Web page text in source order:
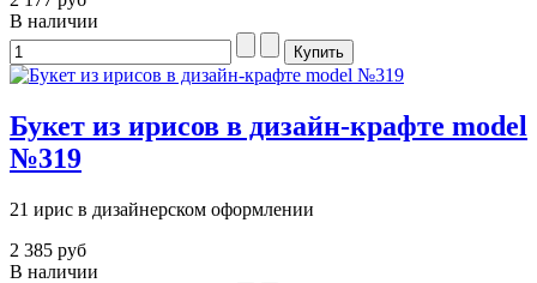
В наличии
Букет из ирисов в дизайн-крафте model
№319
21 ирис в дизайнерском оформлении
2 385 руб
В наличии